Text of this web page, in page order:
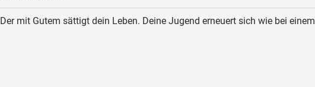
Der mit Gutem sättigt dein Leben. Deine Jugend erneuert sich wie bei einem